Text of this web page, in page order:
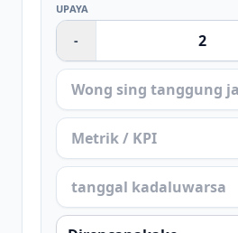
UPAYA
-